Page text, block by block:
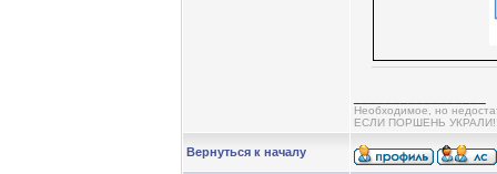
Необходимое, но
ЕСЛИ ПОРШЕНЬ
Вернуться к началу